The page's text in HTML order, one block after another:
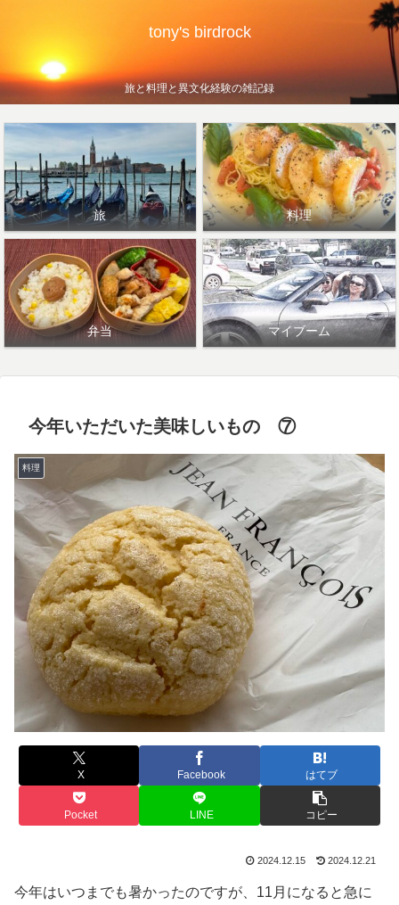
tony's birdrock
旅と料理と異文化経験の雑記録
旅 料理
弁当 マイブーム
今年いただいた美味しいもの ⑦
料理
X Facebook はてブ
Pocket LINE コピー
2024.12.15 2024.12.21
今年はいつまでも暑かったのですが、11月になると急に